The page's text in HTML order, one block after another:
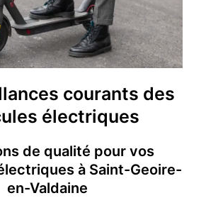
courants des
électriques
de qualité pour vos
à Saint-Geoire-
en-Valdaine